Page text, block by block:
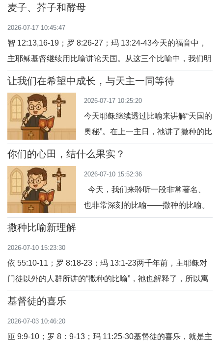
明白：天国是隐藏的宝藏，是值得倾
尽一切的至宝；而末日来临时，我们
必须交账。让我们从三方面来默想主
你愿意放下什
麦子、芥子和酵母
2026-07-17 10:45:47
智 12:13,16-19；罗 8:26-27；玛 13:24-43今天的福音中，
主耶稣基督继续用比喻讲论天国。从这三个比喻中，我们明
白天国的生命力和慈悲包容。天国不仅是从今生开始，也是
给我们今天的教导。1、麦子和莠子麦子和莠子起初相似，
随着不断地成长，就会显露出各自的本质和生
让我们在希望中成长，与天主一同等待
2026-07-17 10:25:20
今天耶稣继续透过比喻来讲解“天国的
奥秘”。在上一主日，祂讲了撒种的比
喻，鼓励我们成为“好地”，愿意接受
诉我们：即使在我们愿意成长时，邪
恶也仍潜伏在我们中间，但我们必须
带着希望与耐心，等候天主的收割与
你们的心田，结什么果实？
2026-07-10 15:52:36
今天，我们来聆听一段非常著名、
也非常深刻的比喻——撒种的比喻。
果的过程。这段福音不只是一个关于
农业的故事，更是一面镜子，照出我
撒种比喻新理解
2026-07-10 15:23:30
依 55:10-11；罗 8:18-23；玛 13:1-23两千年前，主耶稣对
门徒以外的人群所讲的“撒种的比喻”，祂也解释了，所以寓
意已经非常清楚了。今天我们再次聆听，也不需要多余的解
理”，而是为了“遇到主耶稣”，并跟随祂而生活。那么，今
天，主耶稣通过这个比喻给我们说什么呢
基督徒的喜乐
2026-07-03 10:46:20
匝 9:9-10；罗 8：9-13；玛 11:25-30基督徒的喜乐，就是主